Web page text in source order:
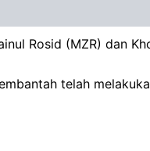
Rosid (MZR) dan
telah